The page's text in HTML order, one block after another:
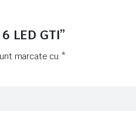
LED GTI”
marcate cu *